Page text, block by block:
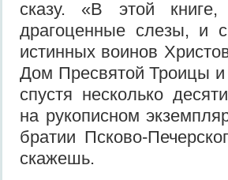
сказу. «В этой
драгоценные слезы, и
истинных воинов
Дом Пресвятой Троицы
спустя несколько
на руко­писном
братии Псково-
скажешь.